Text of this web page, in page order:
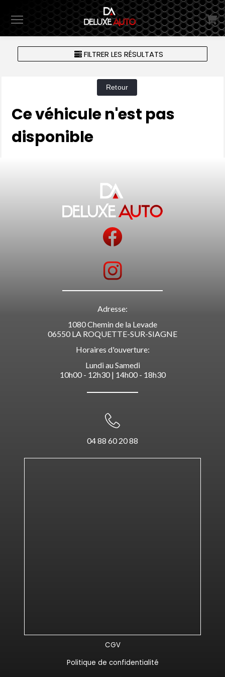
FILTRER LES RÉSULTATS
Ce véhicule n'est pas
disponible
Adresse:
1080 Chemin de la Levade
06550 LA ROQUETTE-SUR-SIAGNE
Horaires d'ouverture:
Lundi au Samedi
10h00 - 12h30 | 14h00 - 18h30
04 88 60 20 88
CGV
Politique de confidentialité